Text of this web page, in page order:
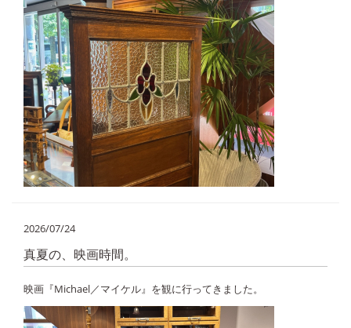
2026/07/24
真夏の、映画時間。
映画『Michael／マイケル』を観に行ってきました。